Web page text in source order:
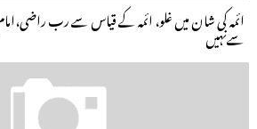
ائمہ کی شان میں غلو، ائمہ کے قیاس سے رب
سےنہیں